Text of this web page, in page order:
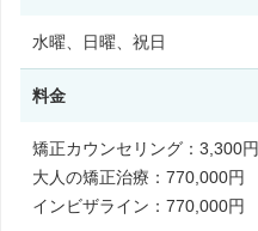
水曜、日曜、祝日
料金
矯正カウンセリング：3,300円
大人の矯正治療：770,000円
インビザライン：770,000円